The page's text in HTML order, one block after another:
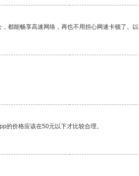
都能畅享高速网络，再也不用担心网速卡顿了。
的价格应该在50元以下才比较合理。